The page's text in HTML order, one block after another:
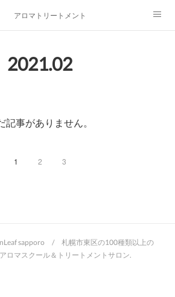
アロマトリートメントMenu
Profile FOR COMPANY
2021.02
記事がありません。
1 2 3
sapporo / 札幌市東区の100種類以上の
ロマスクール＆トリートメントサロン.